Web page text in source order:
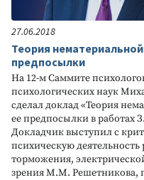
27.06.2018
Теория
предпосылки
На 12-м Саммите
психологических наук
сделал доклад «Теория
ее предпосылки в работах
Докладчик выступил с
психическую
торможения,
зрения М.М. Решетникова,